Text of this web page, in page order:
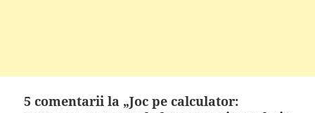
5 comentarii la „Joc pe calculator: